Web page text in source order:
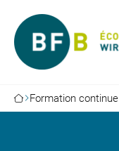
Formation continue